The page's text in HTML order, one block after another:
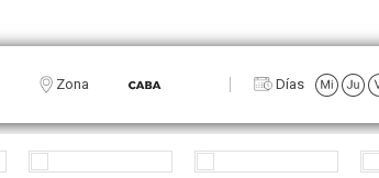
Zona Días